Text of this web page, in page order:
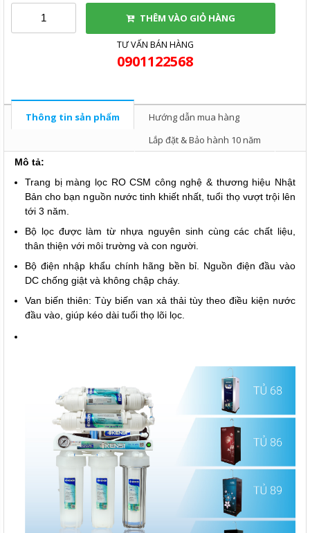
THÊM VÀO GIỎ HÀNG
TƯ VẤN BÁN HÀNG
0901122568
Thông tin sản phẩm
Hướng dẫn mua hàng
Lắp đặt & Bảo hành 10 năm
Mô tả:
Trang bị màng lọc RO CSM công nghệ & thương hiệu Nhật
Bản cho bạn nguồn nước tinh khiết nhất, tuổi thọ vượt trội lên
tới 3 năm.
Bộ lọc được làm từ nhựa nguyên sinh cùng các chất liệu,
thân thiện với môi trường và con người.
Bộ điện nhập khẩu chính hãng bền bỉ. Nguồn điện đầu vào
DC chống giật và không chập cháy.
Van biến thiên: Tùy biến van xả thải tùy theo điều kiện nước
đầu vào, giúp kéo dài tuổi thọ lõi lọc.